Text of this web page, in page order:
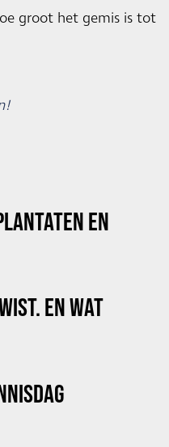
groot het gemis is tot
EN
EN WAT